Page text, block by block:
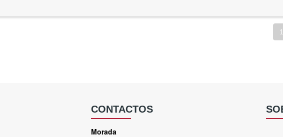
1
CONTACTOS
Morada